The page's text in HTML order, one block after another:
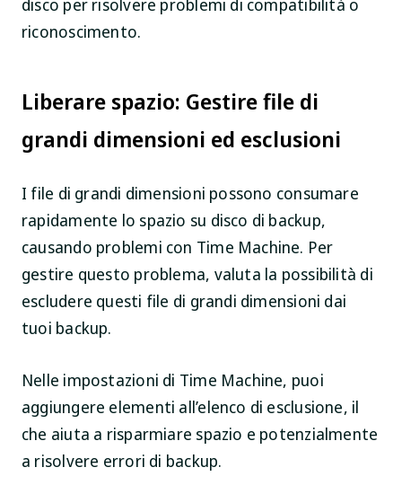
disco per risolvere problemi di compatibilità o
riconoscimento.
Liberare spazio: Gestire file di
grandi dimensioni ed esclusioni
I file di grandi dimensioni possono consumare
rapidamente lo spazio su disco di backup,
causando problemi con Time Machine. Per
gestire questo problema, valuta la possibilità di
escludere questi file di grandi dimensioni dai
tuoi backup.
Nelle impostazioni di Time Machine, puoi
aggiungere elementi all’elenco di esclusione, il
che aiuta a risparmiare spazio e potenzialmente
a risolvere errori di backup.